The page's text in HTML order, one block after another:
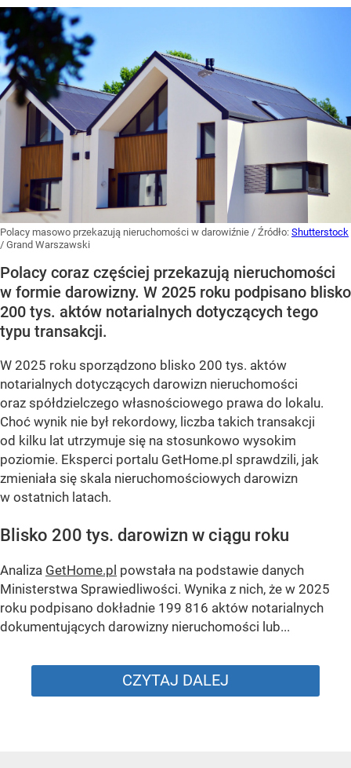
Polacy masowo przekazują nieruchomości w darowiźnie / Źródło: Shutterstock
/ Grand Warszawski
Polacy coraz częściej przekazują nieruchomości
w formie darowizny. W 2025 roku podpisano blisko
200 tys. aktów notarialnych dotyczących tego
typu transakcji.
W 2025 roku sporządzono blisko 200 tys. aktów
notarialnych dotyczących darowizn nieruchomości
oraz spółdzielczego własnościowego prawa do lokalu.
Choć wynik nie był rekordowy, liczba takich transakcji
od kilku lat utrzymuje się na stosunkowo wysokim
poziomie. Eksperci portalu GetHome.pl sprawdzili, jak
zmieniała się skala nieruchomościowych darowizn
w ostatnich latach.
Blisko 200 tys. darowizn w ciągu roku
Analiza GetHome.pl powstała na podstawie danych
Ministerstwa Sprawiedliwości. Wynika z nich, że w 2025
roku podpisano dokładnie 199 816 aktów notarialnych
dokumentujących darowizny nieruchomości lub...
CZYTAJ DALEJ